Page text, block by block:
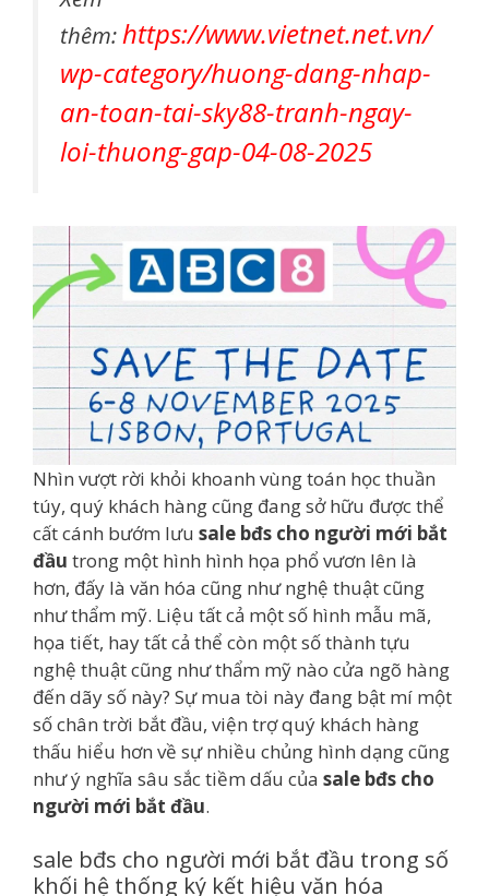
thêm:https://www.vietnet.net.vn/
wp-category/huong-dang-nhap-
an-toan-tai-sky88-tranh-ngay-
loi-thuong-gap-04-08-2025
Nhìn vượt rời khỏi khoanh vùng toán học thuần
túy, quý khách hàng cũng đang sở hữu được thể
cất cánh bướm lưu sale bđs cho người mới bắt
đầu trong một hình hình họa phổ vươn lên là
hơn, đấy là văn hóa cũng như nghệ thuật cũng
như thẩm mỹ. Liệu tất cả một số hình mẫu mã,
họa tiết, hay tất cả thể còn một số thành tựu
nghệ thuật cũng như thẩm mỹ nào cửa ngõ hàng
đến dãy số này? Sự mua tòi này đang bật mí một
số chân trời bắt đầu, viện trợ quý khách hàng
thấu hiểu hơn về sự nhiều chủng hình dạng cũng
như ý nghĩa sâu sắc tiềm dấu của sale bđs cho
người mới bắt đầu.
sale bđs cho người mới bắt đầu trong số
khối hệ thống ký kết hiệu văn hóa